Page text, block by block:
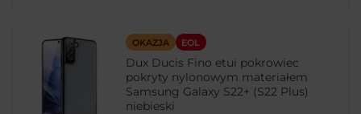
OKAZJA EOL
Dux Ducis Fino etui pokrowiec
pokryty nylonowym materiałem
Samsung Galaxy S22+ (S22 Plus)
niebieski